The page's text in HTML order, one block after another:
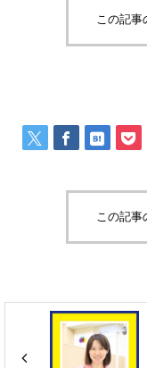
この記事
この記事